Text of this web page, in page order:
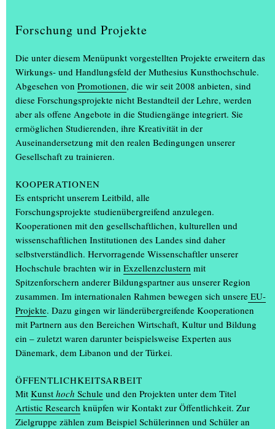
Vier Tage lang verwandelten sich Ateliers in Bühnen und Hörsäle
in Showrooms: Zur Jahresausstellung „Einblick / Ausblick“ öffnete
die Muthesius Kunsthochschule in Kiel ihre Türen. An der
Legienstraße sowie am Knooper Weg 75 erhielten die Gäste bei
freiem Eintritt Einblicke in Schleswig-Holsteins einzige
Kunsthochschule, geführte Rundgänge inklusive.
Projekte von mehr als 600 Studierenden ausgestellt
Mehr als 600 Studierende aus Kunst und Design zeigten ihre im
Malerei, Zeichnung, Fotografie, Buchgestaltung, Video, Skulptur
und Produktdesign über Szenografie und Interior Design bis hin
zur multimedialen Installation.
Kulturelles Programm mit Musik, Film und Kiosk
Begleitet wurde die Jahresausstellung von einem mehrtägigen
kulturellen Programm,
Forschung und Projekte
Die unter diesem Menüpunkt vorgestellten Projekte erweitern das
Wirkungs- und Handlungsfeld der Muthesius Kunsthochschule.
Abgesehen von Promotionen, die wir seit 2008 anbieten, sind
diese Forschungsprojekte nicht Bestandteil der Lehre, werden
aber als offene Angebote in die Studiengänge integriert. Sie
ermöglichen Studierenden, ihre Kreativität in der
Auseinandersetzung mit den realen Bedingungen unserer
Gesellschaft zu trainieren.
KOOPERATIONEN
Es entspricht unserem Leitbild, alle
Forschungsprojekte studienübergreifend anzulegen.
Kooperationen mit den gesellschaftlichen, kulturellen und
wissenschaftlichen Institutionen des Landes sind daher
selbstverständlich. Hervorragende Wissenschaftler unserer
Hochschule brachten wir in Exzellenzclustern mit
Spitzenforschern anderer Bildungspartner aus unserer Region
zusammen. Im internationalen Rahmen bewegen sich unsere EU-
Projekte. Dazu gingen wir länderübergreifende Kooperationen
mit Partnern aus den Bereichen Wirtschaft, Kultur und Bildung
ein – zuletzt waren darunter beispielsweise Experten aus
Dänemark, dem Libanon und der Türkei.
ÖFFENTLICHKEITSARBEIT
Mit Kunst hoch Schule und den Projekten unter dem Titel
Artistic Research knüpfen wir Kontakt zur Öffentlichkeit. Zur
Zielgruppe zählen zum Beispiel Schülerinnen und Schüler an